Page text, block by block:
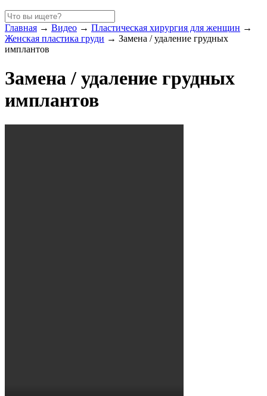
Главная → Видео → Пластическая хирургия для женщин →
Женская пластика груди → Замена / удаление грудных
имплантов
Замена / удаление грудных
имплантов